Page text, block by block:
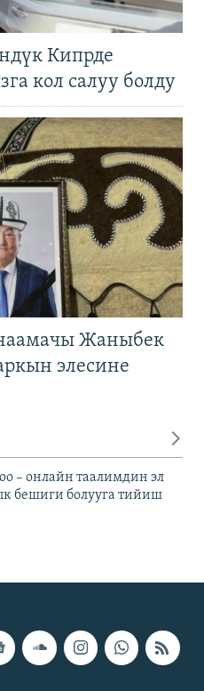
Кипрде
кол салуу болду
Жаныбек
элесине
– онлайн таалимдин эл
бешиги болууга тийиш